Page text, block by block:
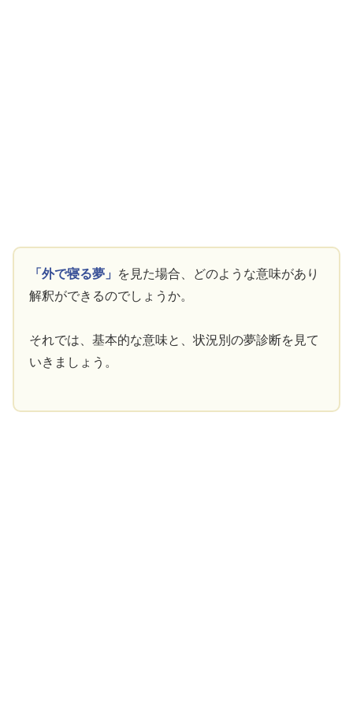
「外で寝る夢」
を見た場合、どのような意味があり
解釈ができるのでしょうか。
それでは、基本的な意味と、状況別の夢診断を見て
いきましょう。